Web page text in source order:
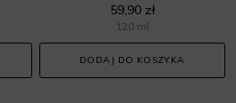
59,90 zł
120 ml
DODAJ DO KOSZYKA